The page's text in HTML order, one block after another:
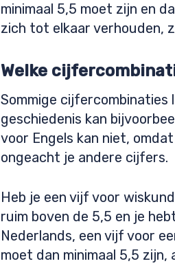
minimaal 5,5 moet zijn en
zich tot elkaar verhouden,
Welke
Sommige cijfercombinaties
geschiedenis kan
voor Engels kan niet,
ongeacht je andere cijfers.
Heb je een vijf voor
ruim boven de 5,5 en je
Nederlands, een vijf voor
moet dan minimaal 5,5 zijn,